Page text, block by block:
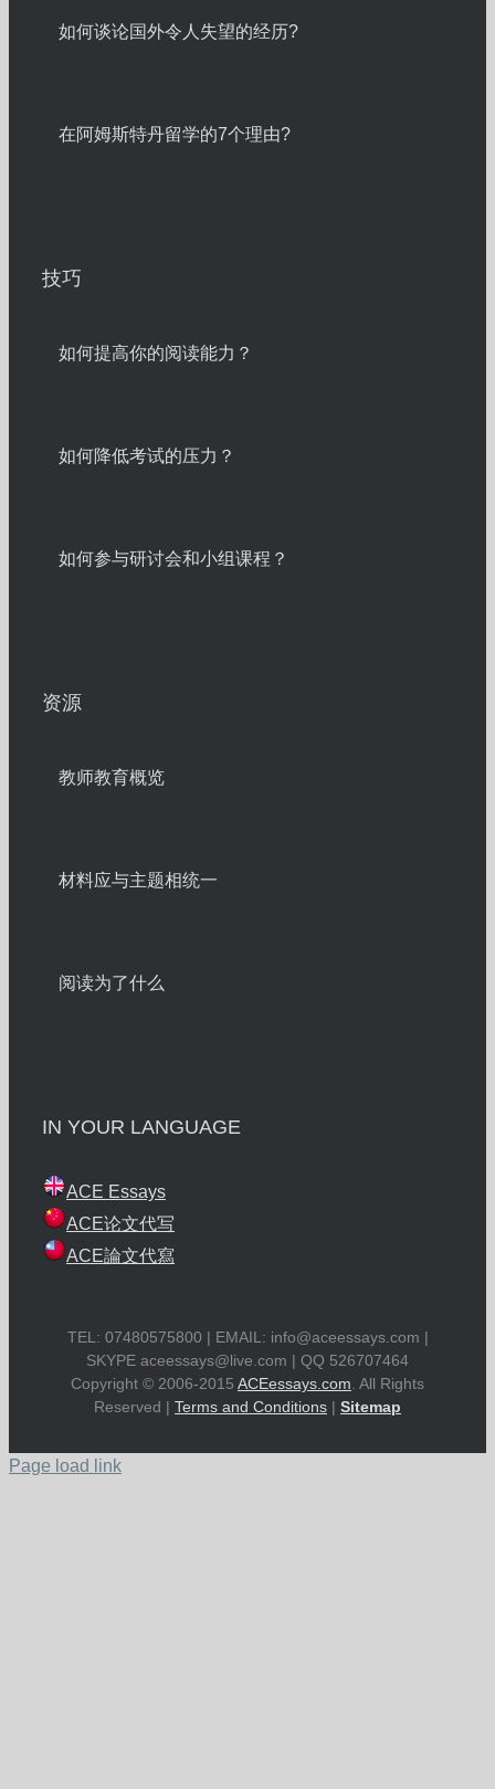
如何谈论国外令人失望的经历?
在阿姆斯特丹留学的7个理由?
技巧
如何提高你的阅读能力？
如何降低考试的压力？
如何参与研讨会和小组课程？
资源
教师教育概览
材料应与主题相统一
阅读为了什么
IN YOUR LANGUAGE
ACE Essays
ACE论文代写
ACE論文代寫
TEL: 07480575800 | EMAIL: info@aceessays.com |
SKYPE aceessays@live.com | QQ 526707464
Copyright © 2006-2015 ACEessays.com . All Rights
Reserved | Terms and Conditions | Sitemap
Page load link